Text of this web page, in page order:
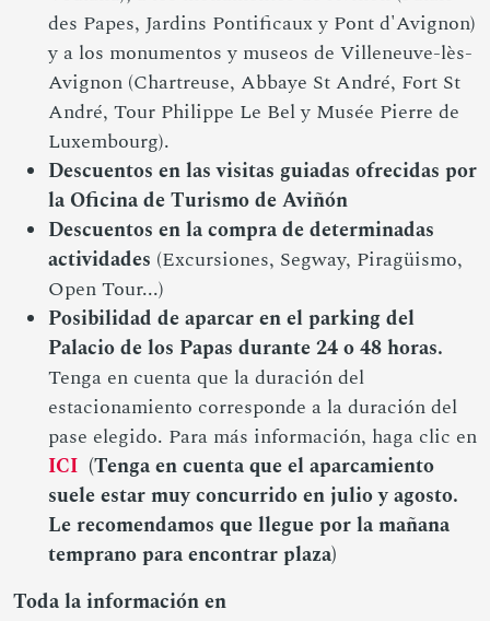
des Papes, Jardins Pontificaux y Pont d'Avignon)
y a los monumentos y museos de Villeneuve-lès-
Avignon (Chartreuse, Abbaye St André, Fort St
André, Tour Philippe Le Bel y Musée Pierre de
Luxembourg).
Descuentos en las visitas guiadas ofrecidas por
la Oficina de Turismo de Aviñón
Descuentos en la compra de determinadas
actividades (Excursiones, Segway, Piragüismo,
Open Tour...)
Posibilidad de aparcar en el parking del
Palacio de los Papas durante 24 o 48 horas.
Tenga en cuenta que la duración del
estacionamiento corresponde a la duración del
pase elegido. Para más información, haga clic en
ICI (Tenga en cuenta que el aparcamiento
suele estar muy concurrido en julio y agosto.
Le recomendamos que llegue por la mañana
temprano para encontrar plaza)
Toda la información en